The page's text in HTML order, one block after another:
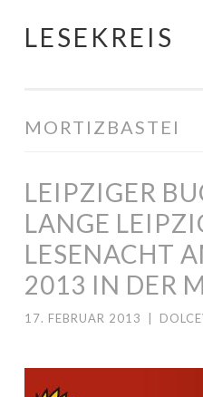
Springe
LESEKREIS
MORTIZBASTEI
LEIPZIGER
LANGE
LESENACHT
2013 IN DER
17. FEBRUAR 2013